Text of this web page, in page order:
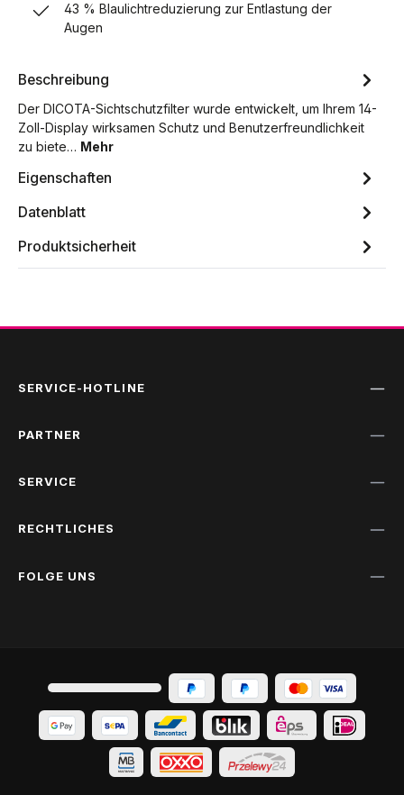
43 % Blaulichtreduzierung zur Entlastung der
Augen
Beschreibung
Der DICOTA-Sichtschutzfilter wurde entwickelt, um Ihrem 14-
Zoll-Display wirksamen Schutz und Benutzerfreundlichkeit
zu biete… Mehr
Eigenschaften
Datenblatt
Produktsicherheit
SERVICE-HOTLINE
PARTNER
SERVICE
RECHTLICHES
FOLGE UNS